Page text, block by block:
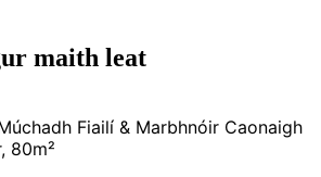
maith leat
Fiailí & Marbhnóir Caonaigh
80m²